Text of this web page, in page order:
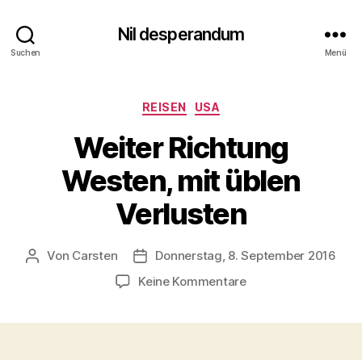
Suchen
Nil desperandum
Menü
Kategorien
REISEN USA
Weiter Richtung
Westen, mit üblen
Verlusten
Beitragsautor
Von Carsten Veröffentlichungsdatum
Donnerstag, 8. September 2016
Keine Kommentarezu